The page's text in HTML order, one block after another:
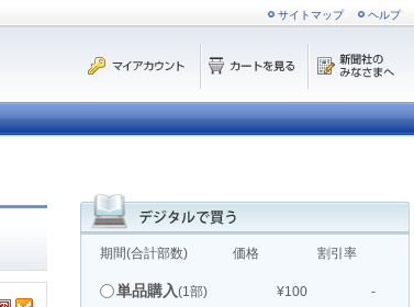
サイトマップ ヘルプ
期間(合計部数) 価格 割引率
単品購入(1部) ¥100 -